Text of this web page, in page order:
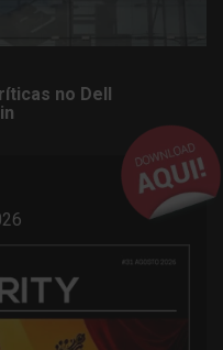
no Dell